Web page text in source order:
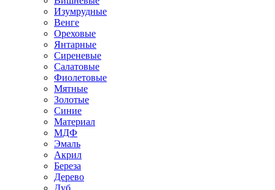
Изумрудные
Венге
Ореховые
Янтарные
Сиреневые
Салатовые
Фиолетовые
Мятные
Золотые
Синие
Материал
МДФ
Эмаль
Акрил
Береза
Дерево
Дуб